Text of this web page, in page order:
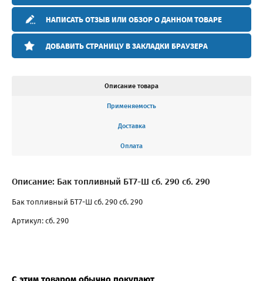
НАПИСАТЬ ОТЗЫВ ИЛИ ОБЗОР О ДАННОМ ТОВАРЕ
ДОБАВИТЬ СТРАНИЦУ В ЗАКЛАДКИ БРАУЗЕРА
Описание товара
Применяемость
Доставка
Оплата
Описание: Бак топливный БТ7-Ш сб. 290 сб. 290
Бак топливный БТ7-Ш сб. 290 сб. 290
Артикул: сб. 290